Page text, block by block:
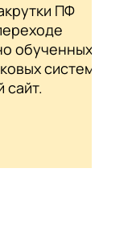
ПФ
обученных AI-
систем на
сайт.